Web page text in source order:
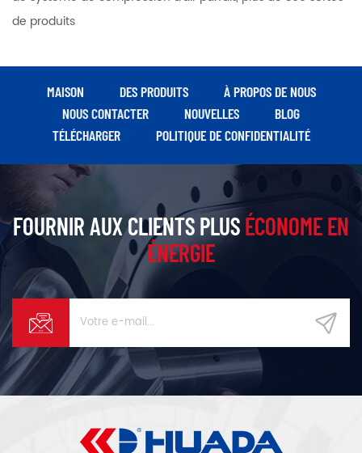
de produits
MAISON DES PRODUITS
À PROPOS DE NOUS
NOUS CONTACTER
NOUVELLES
BLOG
TÉLÉCHARGER
POLITIQUE DE CONFIDENTIALITÉ
FOURNIR AUX CLIENTS PLUSÉCONOME EN
ÉNERGIE